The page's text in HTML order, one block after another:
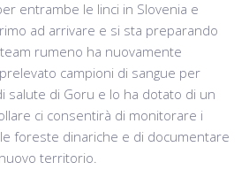
entrambe le linci in Slovenia e
ad arrivare e si sta preparando
rumeno ha nuovamente
campioni di sangue per
salute di Goru e lo ha dotato di un
ci consentirà di monitorare i
foreste dinariche e di documentare
territorio.